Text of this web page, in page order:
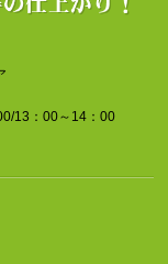
13：00～14：00